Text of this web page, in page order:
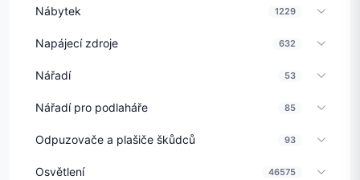
Nábytek 1229
Napájecí zdroje 632
Nářadí 53
Nářadí pro podlaháře 85
Odpuzovače a plašiče škůdců 93
Osvětlení 46575